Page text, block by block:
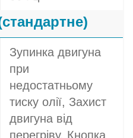
Зупинка двигуна
при
недостатньому
тиску олії, Захист
двигуна від
перегріву, Кнопка